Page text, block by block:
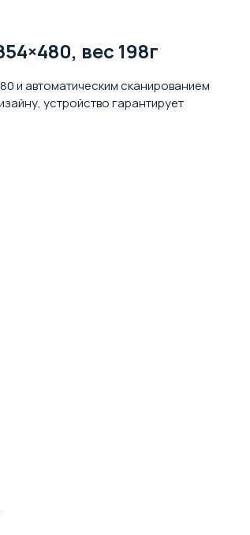
вес 198г
и автоматическим сканированием
устройство гарантирует